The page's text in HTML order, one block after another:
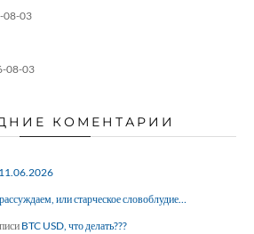
08-03
08-03
КОМЕНТАРИИ
или старческое словоблудие…
BTC USD, что делать???